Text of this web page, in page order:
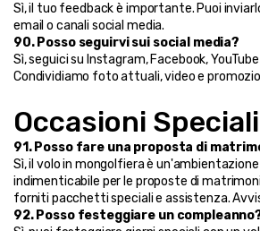
Sì, il tuo feedback è importante. Puoi
email o canali social media.
90. Posso seguirvi sui social media?
Sì, seguici su Instagram, Facebook, YouTube
Condividiamo foto attuali, video e
Occasioni Speciali
91. Posso fare una proposta di
Sì, il volo in mongolfiera è
indimenticabile per le proposte di
forniti pacchetti speciali e assistenza.
92. Posso festeggiare un